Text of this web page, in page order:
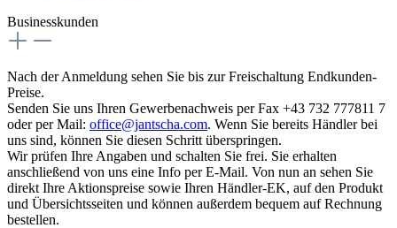
Businesskunden
Nach der Anmeldung sehen Sie bis zur Freischaltung Endkunden-
Preise.
Senden Sie uns Ihren Gewerbenachweis per Fax +43 732 777811 7
oder per Mail: office@jantscha.com. Wenn Sie bereits Händler bei
uns sind, können Sie diesen Schritt überspringen.
Wir prüfen Ihre Angaben und schalten Sie frei. Sie erhalten
anschließend von uns eine Info per E-Mail. Von nun an sehen Sie
direkt Ihre Aktionspreise sowie Ihren Händler-EK, auf den Produkt
und Übersichtsseiten und können außerdem bequem auf Rechnung
bestellen.